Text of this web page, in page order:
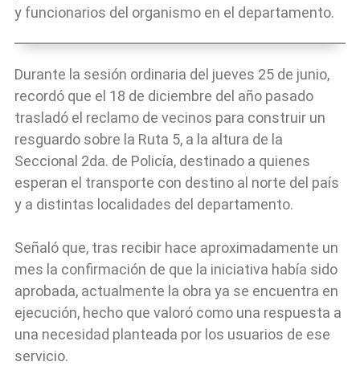
y funcionarios del organismo en el departamento.
Durante la sesión ordinaria del jueves 25 de junio,
recordó que el 18 de diciembre del año pasado
trasladó el reclamo de vecinos para construir un
resguardo sobre la Ruta 5, a la altura de la
Seccional 2da. de Policía, destinado a quienes
esperan el transporte con destino al norte del país
y a distintas localidades del departamento.
Señaló que, tras recibir hace aproximadamente un
mes la confirmación de que la iniciativa había sido
aprobada, actualmente la obra ya se encuentra en
ejecución, hecho que valoró como una respuesta a
una necesidad planteada por los usuarios de ese
servicio.